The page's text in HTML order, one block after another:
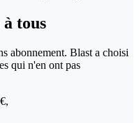
à tous
abonnement. Blast a choisi
qui n'en ont pas